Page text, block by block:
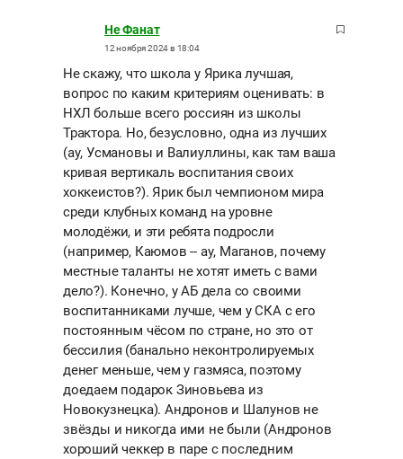
Не Фанат
12 ноября 2024 в 18:04
Не скажу, что школа у Ярика лучшая,
вопрос по каким критериям оценивать: в
НХЛ больше всего россиян из школы
Трактора. Но, безусловно, одна из лучших
(ау, Усмановы и Валиуллины, как там ваша
кривая вертикаль воспитания своих
хоккеистов?). Ярик был чемпионом мира
среди клубных команд на уровне
молодёжи, и эти ребята подросли
(например, Каюмов -- ау, Маганов, почему
местные таланты не хотят иметь с вами
дело?). Конечно, у АБ дела со своими
воспитанниками лучше, чем у СКА с его
постоянным чёсом по стране, но это от
бессилия (банально неконтролируемых
денег меньше, чем у газмяса, поэтому
доедаем подарок Зиновьева из
Новокузнецка). Андронов и Шалунов не
звёзды и никогда ими не были (Андронов
хороший чеккер в паре с последним